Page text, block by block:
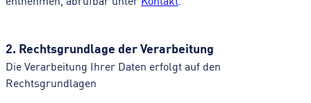
2. Rechtsgrundlage der Verarbeitung
Die Verarbeitung Ihrer Daten erfolgt auf den
Rechtsgrundlagen